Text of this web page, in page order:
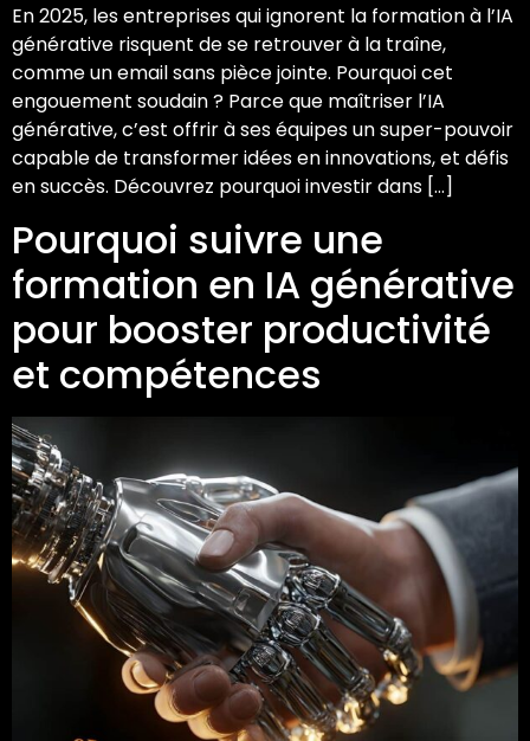
En 2025, les entreprises qui ignorent la formation à l’IA
générative risquent de se retrouver à la traîne,
comme un email sans pièce jointe. Pourquoi cet
engouement soudain ? Parce que maîtriser l’IA
générative, c’est offrir à ses équipes un super-pouvoir
capable de transformer idées en innovations, et défis
en succès. Découvrez pourquoi investir dans […]
Pourquoi suivre une
formation en IA générative
pour booster productivité
et compétences